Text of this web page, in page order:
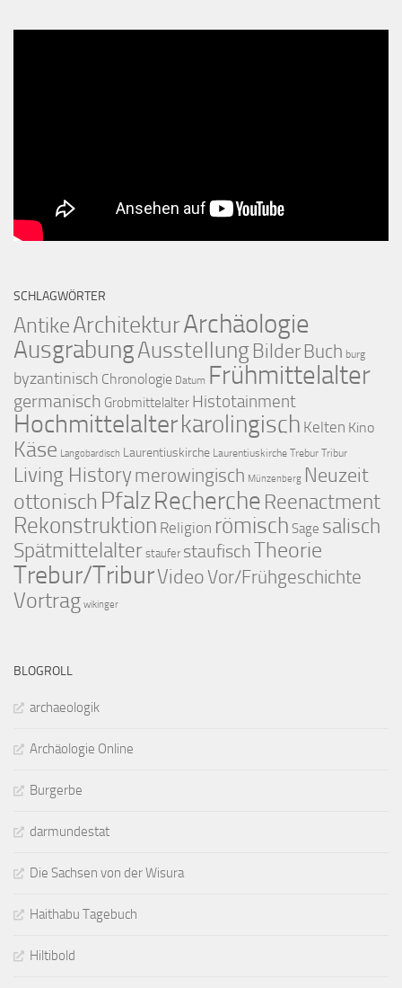
SCHLAGWÖRTER
AntikeArchitekturArchäologie
AusgrabungAusstellungBilder Buch burg
byzantinisch Chronologie Datum Frühmittelalter
germanisch Grobmittelalter Histotainment
Hochmittelalterkarolingisch Kelten Kino
Käse Langobardisch Laurentiuskirche Laurentiuskirche Trebur Tribur
Living Historymerowingisch Münzenberg Neuzeit
ottonisch PfalzRecherche Reenactment
Rekonstruktion Religion römisch Sage salisch
Spätmittelalter staufer staufischTheorie
Trebur/TriburVideoVor/Frühgeschichte
Vortrag wikinger
BLOGROLL
archaeologik
Archäologie Online
Burgerbe
darmundestat
Die Sachsen von der Wisura
Haithabu Tagebuch
Hiltibold